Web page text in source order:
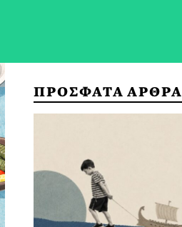
ΠΡΟΣΦΑΤΑ ΑΡΘΡΑ